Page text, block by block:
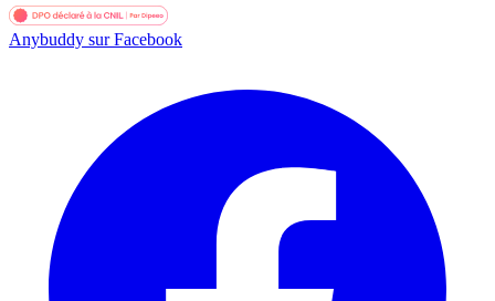
Anybuddy sur Facebook